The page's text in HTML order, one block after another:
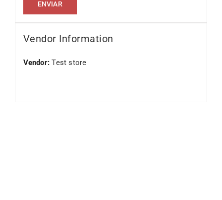
Vendor Information
Vendor:Test store